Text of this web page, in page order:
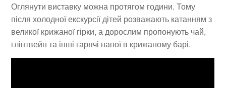
Оглянути виставку можна протягом години. Тому
після холодної екскурсії дітей розважають катанням з
великої крижаної гірки, а дорослим пропонують чай,
глінтвейн та інші гарячі напої в крижаному барі.